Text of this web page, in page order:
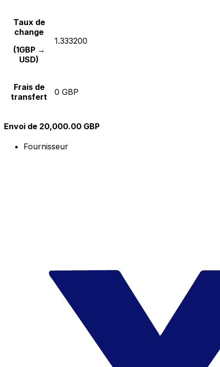
Taux de
change
(1GBP →
USD)
1.333200
Frais de
transfert
0 GBP
Envoi de 20,000.00 GBP
Fournisseur